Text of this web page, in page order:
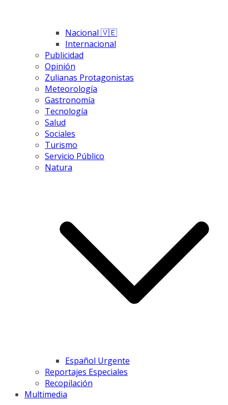
Nacional 🇻🇪
Internacional
Publicidad
Opinión
Zulianas Protagonistas
Meteorología
Gastronomía
Tecnología
Salud
Sociales
Turismo
Servicio Público
Natura
Español Urgente
Reportajes Especiales
Recopilación
Multimedia